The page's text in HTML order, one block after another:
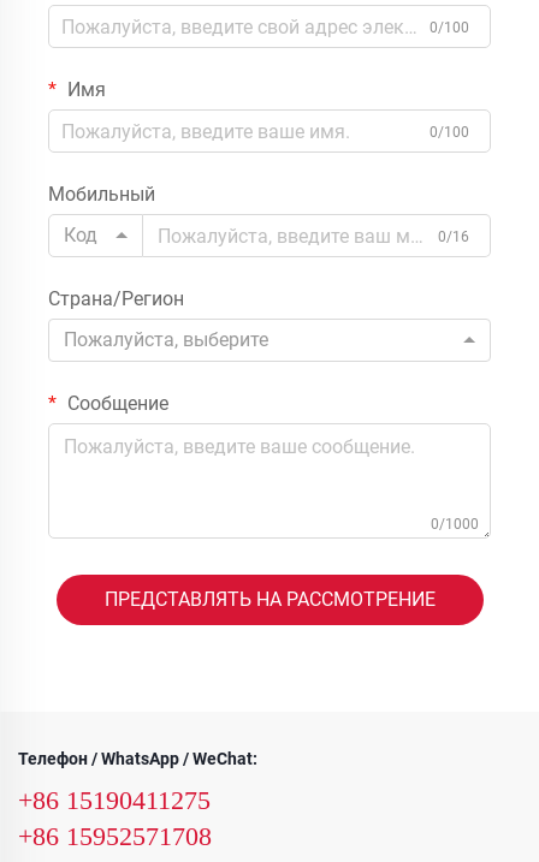
0/100
Имя
0/100
Мобильный
Код
0/16
Страна/Регион
Пожалуйста, выберите
Сообщение
0/1000
ПРЕДСТАВЛЯТЬ НА РАССМОТРЕНИЕ
Телефон / WhatsApp / WeChat:
+86 15190411275
+86 15952571708